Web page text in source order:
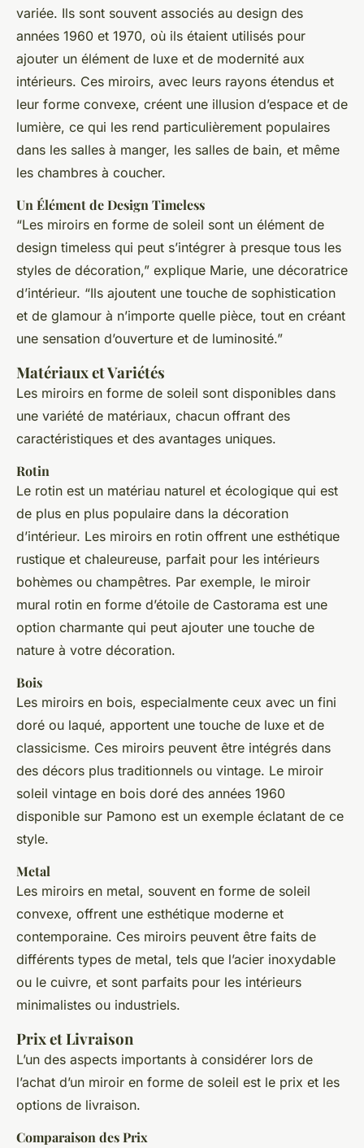
variée. Ils sont souvent associés au design des
années 1960 et 1970, où ils étaient utilisés pour
ajouter un élément de luxe et de modernité aux
intérieurs. Ces miroirs, avec leurs rayons étendus et
leur forme convexe, créent une illusion d’espace et de
lumière, ce qui les rend particulièrement populaires
dans les salles à manger, les salles de bain, et même
les chambres à coucher.
Un Élément de Design Timeless
“Les miroirs en forme de soleil sont un élément de
design timeless qui peut s’intégrer à presque tous les
styles de décoration,” explique Marie, une décoratrice
d’intérieur. “Ils ajoutent une touche de sophistication
et de glamour à n’importe quelle pièce, tout en créant
une sensation d’ouverture et de luminosité.”
Matériaux et Variétés
Les miroirs en forme de soleil sont disponibles dans
une variété de matériaux, chacun offrant des
caractéristiques et des avantages uniques.
Rotin
Le rotin est un matériau naturel et écologique qui est
de plus en plus populaire dans la décoration
d’intérieur. Les miroirs en rotin offrent une esthétique
rustique et chaleureuse, parfait pour les intérieurs
bohèmes ou champêtres. Par exemple, le miroir
mural rotin en forme d’étoile de Castorama est une
option charmante qui peut ajouter une touche de
nature à votre décoration.
Bois
Les miroirs en bois, especialmente ceux avec un fini
doré ou laqué, apportent une touche de luxe et de
classicisme. Ces miroirs peuvent être intégrés dans
des décors plus traditionnels ou vintage. Le miroir
soleil vintage en bois doré des années 1960
disponible sur Pamono est un exemple éclatant de ce
style.
Metal
Les miroirs en metal, souvent en forme de soleil
convexe, offrent une esthétique moderne et
contemporaine. Ces miroirs peuvent être faits de
différents types de metal, tels que l’acier inoxydable
ou le cuivre, et sont parfaits pour les intérieurs
minimalistes ou industriels.
Prix et Livraison
L’un des aspects importants à considérer lors de
l’achat d’un miroir en forme de soleil est le prix et les
options de livraison.
Comparaison des Prix